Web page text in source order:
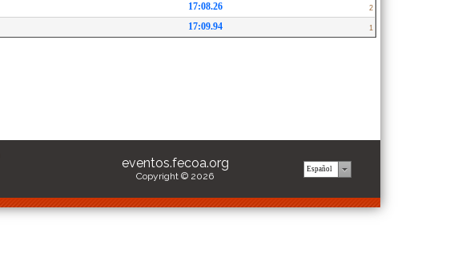
17:08.26 2
17:09.94 1
eventos.fecoa.org
Copyright © 2026